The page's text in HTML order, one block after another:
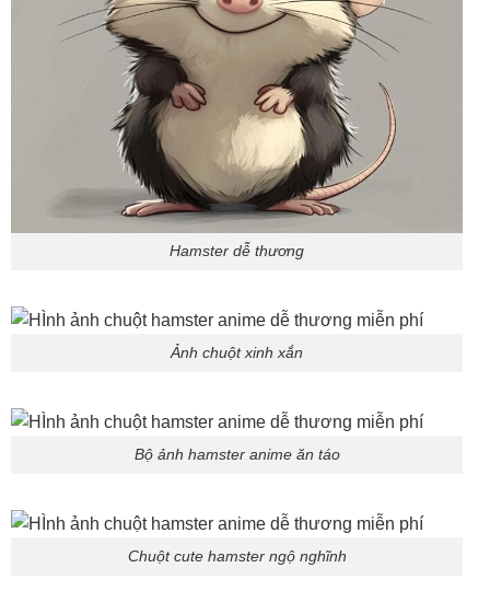
Hamster dễ thương
Ảnh chuột xinh xắn
Bộ ảnh hamster anime ăn táo
Chuột cute hamster ngộ nghĩnh